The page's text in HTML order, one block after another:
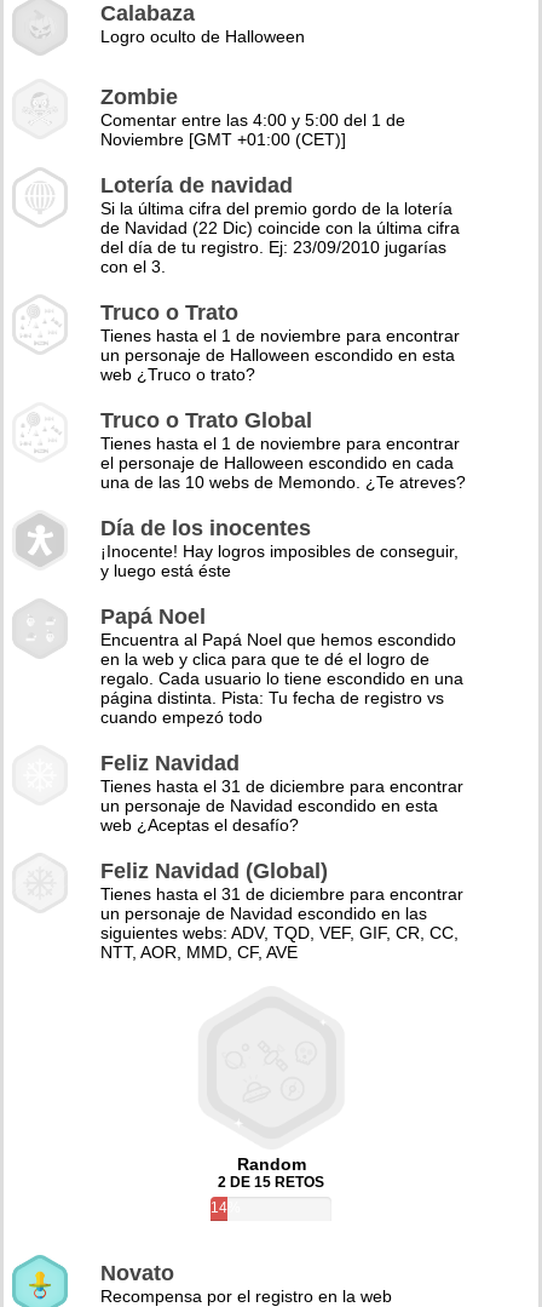
Calabaza
Logro oculto de Halloween
Zombie
Comentar entre las 4:00 y 5:00 del 1 de
Noviembre [GMT +01:00 (CET)]
Lotería de navidad
Si la última cifra del premio gordo de la lotería
de Navidad (22 Dic) coincide con la última cifra
del día de tu registro. Ej: 23/09/2010 jugarías
con el 3.
Truco o Trato
Tienes hasta el 1 de noviembre para encontrar
un personaje de Halloween escondido en esta
web ¿Truco o trato?
Truco o Trato Global
Tienes hasta el 1 de noviembre para encontrar
el personaje de Halloween escondido en cada
una de las 10 webs de Memondo. ¿Te atreves?
Día de los inocentes
¡Inocente! Hay logros imposibles de conseguir,
y luego está éste
Papá Noel
Encuentra al Papá Noel que hemos escondido
en la web y clica para que te dé el logro de
regalo. Cada usuario lo tiene escondido en una
página distinta. Pista: Tu fecha de registro vs
cuando empezó todo
Feliz Navidad
Tienes hasta el 31 de diciembre para encontrar
un personaje de Navidad escondido en esta
web ¿Aceptas el desafío?
Feliz Navidad (Global)
Tienes hasta el 31 de diciembre para encontrar
un personaje de Navidad escondido en las
siguientes webs: ADV, TQD, VEF, GIF, CR, CC,
NTT, AOR, MMD, CF, AVE
Random
2 DE 15 RETOS
14%
Novato
Recompensa por el registro en la web